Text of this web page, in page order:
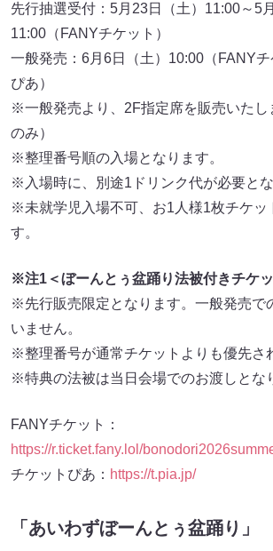
先行抽選受付：5月23日（土）11:00～5
11:00（FANYチケット）
一般発売：6月6日（土）10:00（FANYチ
ぴあ）
※一般発売より、2F指定席を販売いたし
のみ）
※整理番号順の入場となります。
※入場時に、別途1ドリンク代が必要とな
※未就学児入場不可、お1人様1枚チケッ
す。
※注1＜ぼーんとぅ盆踊り法被付きチケ
※先行販売限定となります。一般発売で
いません。
※整理番号が通常チケットよりも優先さ
※特典の法被は当日会場でのお渡しとな
FANYチケット：
https://r.ticket.fany.lol/
チケットぴあ： https://t.pia.jp/
「あいわずぼーんとぅ盆踊り